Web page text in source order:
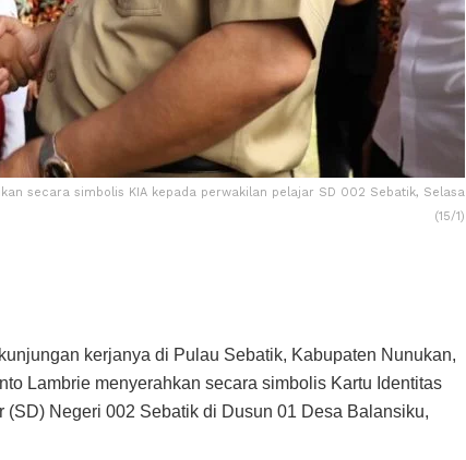
secara simbolis KIA kepada perwakilan pelajar SD 002 Sebatik, Selasa
(15/1)
kerjanya di Pulau Sebatik, Kabupaten Nunukan,
Lambrie menyerahkan secara simbolis Kartu Identitas
Negeri 002 Sebatik di Dusun 01 Desa Balansiku,